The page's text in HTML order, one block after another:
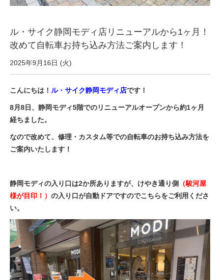
SpotMateログイン
オリジナル自転車
PB全車種カタログ
Norwayシリーズ
店舗ブログ
イベント
特集
ル・サイク静岡モディ店リニューアルから1ヶ月！
改めて自転車お持ち込み方法ご案内します！
2025年9月16日 (火)
こんにちは！ ル・サイク静岡モディ店です！
8月8日、静岡モディ5階でのリニューアルオープンから約1ヶ月
経ちました。
なので改めて、修理・カスタム等での自転車のお持ち込み方法を
ご案内いたします！
静岡モディの入り口は2か所ありますが、けやき通り側
（駿河屋
様が目印！） の入り口が自動ドアですのでこちらをご利用くださ
い。